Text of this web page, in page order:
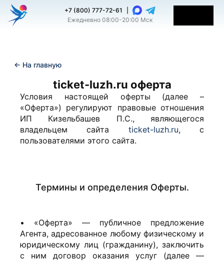
+7 (800) 777-72-61
Ежедневно 08:00-20:00 Мск
← На главную
ticket-luzh.ru оферта
Условия настоящей оферты (далее –
«Оферта») регулируют правовые отношения
ИП Кизельбашев П.С., являющегося
владельцем сайта ticket-luzh.ru, с
пользователями этого сайта.
Термины и определения Оферты.
• «Оферта» — публичное предложение
Агента, адресованное любому физическому и
юридическому лиц (гражданину), заключить
с ним договор оказания услуг (далее —